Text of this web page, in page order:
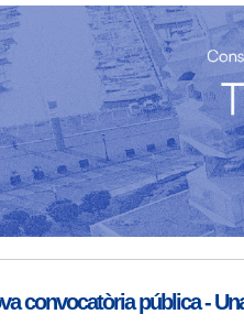
Telèfon de
977 259 462
Email de
Informació SAC
Accès a SAC (
convocatòria pública -